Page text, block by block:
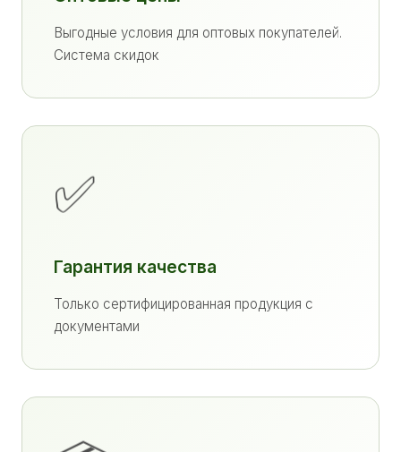
Выгодные условия для оптовых покупателей.
Система скидок
✅
Гарантия качества
Только сертифицированная продукция с
документами